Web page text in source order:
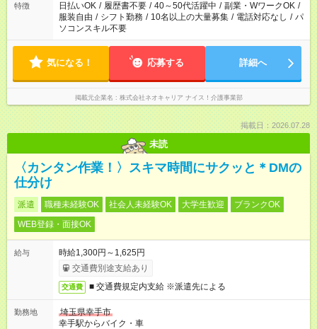
特徴 日払いOK / 履歴書不要 / 40～50代活躍中 / 副業・WワークOK /
服装自由 / シフト勤務 / 10名以上の大量募集 / 電話対応なし / パ
ソコンスキル不要
気になる！ 応募する 詳細へ
掲載元企業名 株式会社ネオキャリア ナイス！介護事業部
掲載日：2026.07.28
未読
〈カンタン作業！〉スキマ時間にサクッと＊DMの
仕分け
派遣 職種未経験OK 社会人未経験OK 大学生歓迎
ブランクOK
WEB登録・面接OK
給与
時給1,300円～1,625円
交通費別途支給あり
交通費 ■ 交通費規定内支給 ※派遣先による
勤務地
埼玉県幸手市
幸手駅からバイク・車